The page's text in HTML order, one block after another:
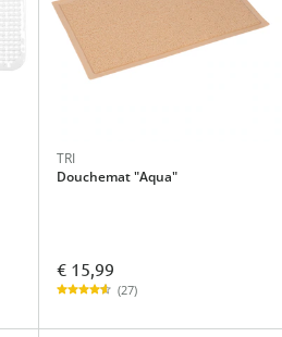
TRI
Douchemat "Aqua"
€ 15,99
(27)